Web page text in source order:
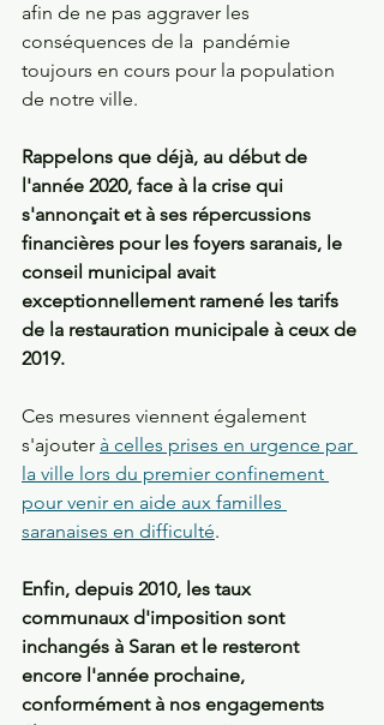
afin de ne pas aggraver les
conséquences de la  pandémie
toujours en cours pour la population
de notre ville.
Rappelons que déjà, au début de
l'année 2020, face à la crise qui
s'annonçait et à ses répercussions
financières pour les foyers saranais, le
conseil municipal avait
exceptionnellement ramené les tarifs
de la restauration municipale à ceux de
2019.
Ces mesures viennent également
s'ajouter à celles prises en urgence par
la ville lors du premier confinement
pour venir en aide aux familles
saranaises en difficulté.
Enfin, depuis 2010, les taux
communaux d'imposition sont
inchangés à Saran et le resteront
encore l'année prochaine,
conformément à nos engagements